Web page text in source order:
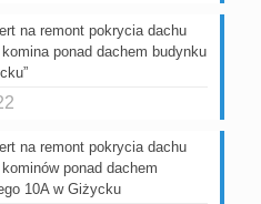
na remont pokrycia dachu
ponad dachem budynku
na remont pokrycia dachu
ponad dachem
10A w Giżycku